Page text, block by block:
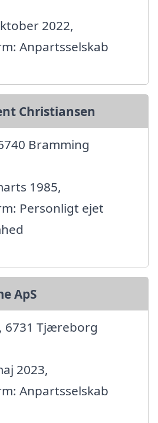
2022,
Anpartsselskab
Christiansen
Bramming
1985,
Personligt ejet
ApS
6731 Tjæreborg
2023,
Anpartsselskab